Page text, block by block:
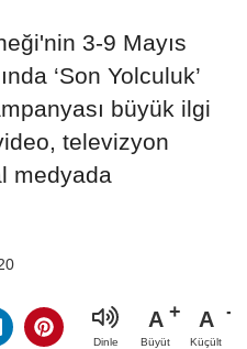
3-9 Mayıs
‘Son Yolculuk’
büyük ilgi
televizyon
medyada
Dinle
A
Büyüt
A
Küçült